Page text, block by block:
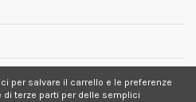
per salvare il carrello e le preferenze
di terze parti per delle semplici